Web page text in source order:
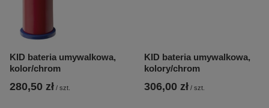
KID bateria umywalkowa,
kolor/chrom
280,50 zł / szt.
KID bateria umywalkowa,
kolory/chrom
306,00 zł / szt.